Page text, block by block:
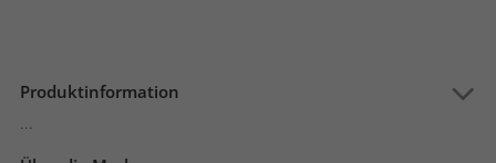
Produktinformation
...